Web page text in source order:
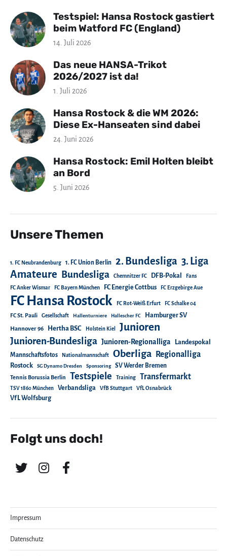
Testspiel: Hansa Rostock gastiert
beim Watford FC (England)
14. Juli 2026
Das neue HANSA-Trikot
2026/2027 ist da!
1. Juli 2026
Hansa Rostock & die WM 2026:
Diese Ex-Hanseaten sind dabei
24. Juni 2026
Hansa Rostock: Emil Holten bleibt
an Bord
5. Juni 2026
Unsere Themen
1. FC Neubrandenburg 1. FC Union Berlin 2. Bundesliga 3. Liga
Amateure Bundesliga Chemnitzer FC DFB-Pokal Fans
FC Anker Wismar FC Bayern München FC Energie Cottbus FC Erzgebirge Aue
FC Hansa Rostock FC Rot-Weiß Erfurt FC Schalke 04
FC St. Pauli Gesellschaft Hallenturniere Hallescher FC Hamburger SV
Hannover 96 Hertha BSC Holstein Kiel Junioren
Junioren-Bundesliga Junioren-Regionalliga
Landespokal
Mannschaftsfotos
Nationalmannschaft Oberliga Regionalliga
Rostock SG Dynamo Dresden Sponsoring SV Werder Bremen
Tennis Borussia Berlin Testspiele Training Transfermarkt
TSV 1860 München Verbandsliga VfB Stuttgart VfL Osnabrück
VfL Wolfsburg
Folgt uns doch!
Impressum
Datenschutz